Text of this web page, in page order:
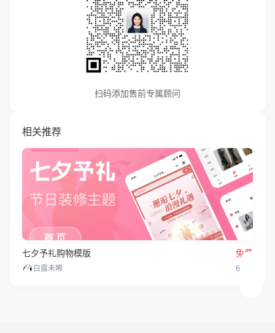
扫码添加售前专属顾问
相关推荐
七夕予礼购物模版 免费
白露未晞 6